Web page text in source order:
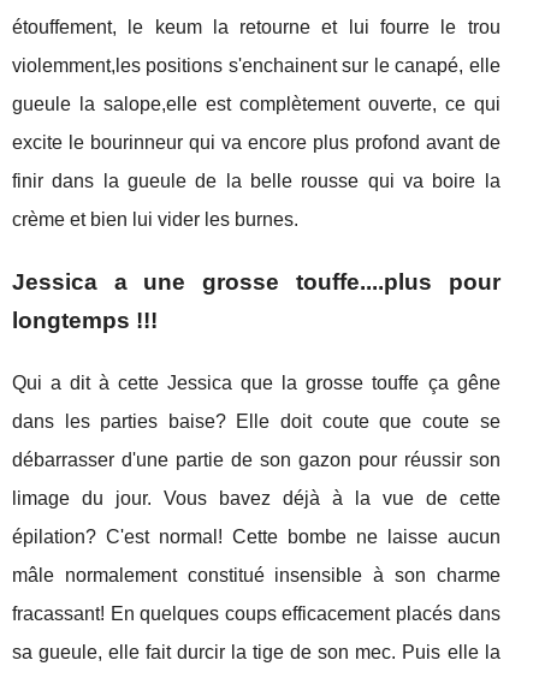
étouffement, le keum la retourne et lui fourre le trou
violemment,les positions s'enchainent sur le canapé, elle
gueule la salope,elle est complètement ouverte, ce qui
excite le bourinneur qui va encore plus profond avant de
finir dans la gueule de la belle rousse qui va boire la
crème et bien lui vider les burnes.
Jessica a une grosse touffe....plus pour
longtemps !!!
Qui a dit à cette Jessica que la grosse touffe ça gêne
dans les parties baise? Elle doit coute que coute se
débarrasser d'une partie de son gazon pour réussir son
limage du jour. Vous bavez déjà à la vue de cette
épilation? C'est normal! Cette bombe ne laisse aucun
mâle normalement constitué insensible à son charme
fracassant! En quelques coups efficacement placés dans
sa gueule, elle fait durcir la tige de son mec. Puis elle la